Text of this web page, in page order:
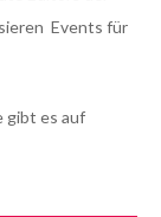
Events für
gibt es auf